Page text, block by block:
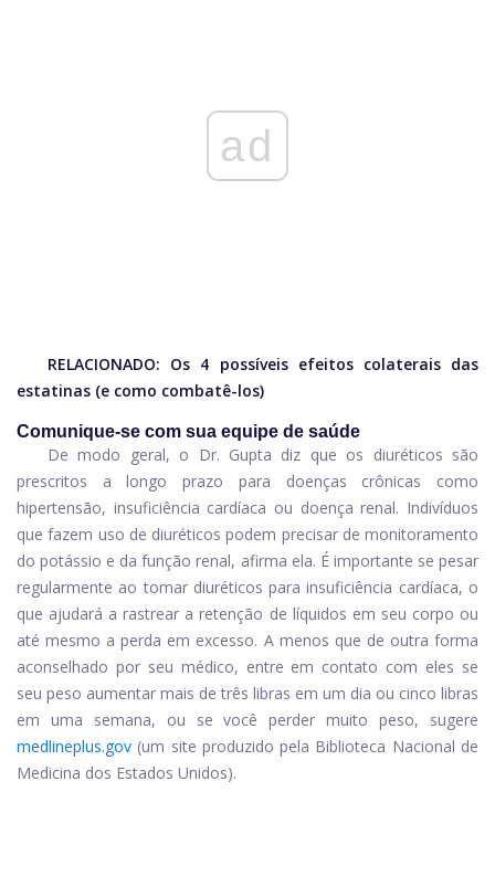
ad
RELACIONADO: Os 4 possíveis efeitos colaterais das
estatinas (e como combatê-los)
Comunique-se com sua equipe de saúde
De modo geral, o Dr. Gupta diz que os diuréticos são
prescritos a longo prazo para doenças crônicas como
hipertensão, insuficiência cardíaca ou doença renal. Indivíduos
que fazem uso de diuréticos podem precisar de monitoramento
do potássio e da função renal, afirma ela. É importante se pesar
regularmente ao tomar diuréticos para insuficiência cardíaca, o
que ajudará a rastrear a retenção de líquidos em seu corpo ou
até mesmo a perda em excesso. A menos que de outra forma
aconselhado por seu médico, entre em contato com eles se
seu peso aumentar mais de três libras em um dia ou cinco libras
em uma semana, ou se você perder muito peso, sugere
medlineplus.gov (um site produzido pela Biblioteca Nacional de
Medicina dos Estados Unidos).